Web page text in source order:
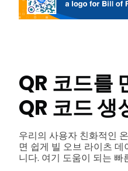
QR 코드를
QR 코드 생
우리의 사용자 친화적인
면 쉽게 빌 오브 라이츠
니다. 여기 도움이 되는 빠